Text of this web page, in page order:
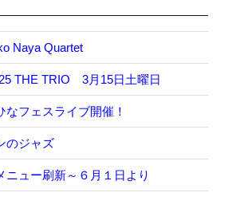
Naya Quartet
THE TRIO 3月15日土曜日
なフェスライブ開催！
のジャズ
ニュー刷新～６月１日より